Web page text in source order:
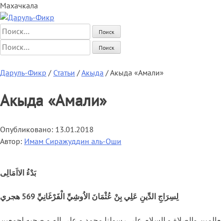
Махачкала
Найти:
Найти:
Даруль-Фикр / Статьи /Акыда /Акыда «Амали»
Акыда «Амали»
Опубликовано: 13.01.2018
Автор: Имам Сиражуддин аль-Оши
بَدْءُ الااَمَالِى
لِسِرَاجِ الدِّينِ عَلِي بِنْ عُثْمَانَ الاُوشِيِّ الْفَرْغَانِيِّ 569 هجري